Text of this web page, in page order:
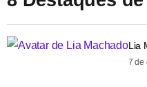
Lia
7 de